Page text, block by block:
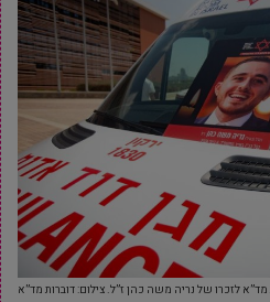
מד”א לזכרו של נריה משה כהן ז”ל. צילום: דוברות מד”א